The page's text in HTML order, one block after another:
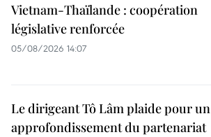
Vietnam-Thaïlande : coopération
législative renforcée
05/08/2026 14:07
Le dirigeant Tô Lâm plaide pour un
approfondissement du partenariat